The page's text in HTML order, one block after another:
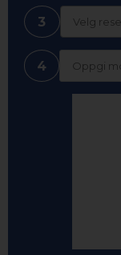
3 Velg
4